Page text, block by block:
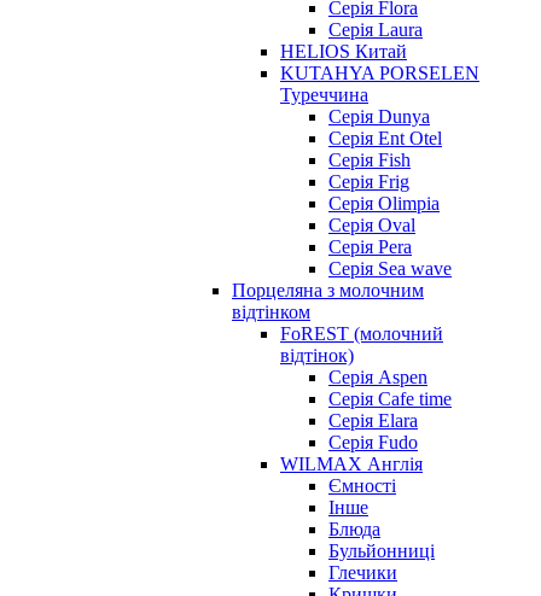
Серія Flora
Серія Laura
HELIOS Китай
KUTAHYA PORSELEN
Туреччина
Серія Dunya
Серія Ent Otel
Серія Fish
Серія Frig
Серія Olimpia
Серія Oval
Серія Pera
Серія Sea wave
Порцеляна з молочним
відтінком
FoREST (молочний
відтінок)
Серія Aspen
Серія Cafe time
Серія Elara
Серія Fudo
WILMAX Англія
Ємності
Інше
Блюда
Бульйонниці
Глечики